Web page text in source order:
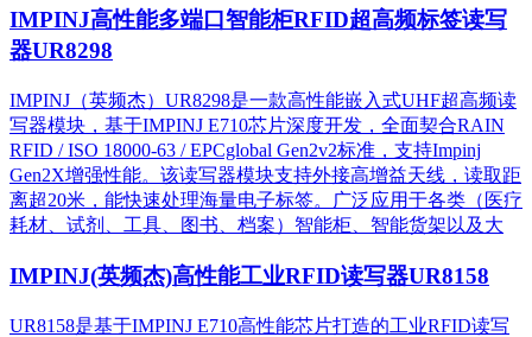
IMPINJ高性能多端口智能柜RFID超高频标签读写
器UR8298
IMPINJ（英频杰）UR8298是一款高性能嵌入式UHF超高频读
写器模块，基于IMPINJ E710芯片深度开发，全面契合RAIN
RFID / ISO 18000-63 / EPCglobal Gen2v2标准，支持Impinj
Gen2X增强性能。该读写器模块支持外接高增益天线，读取距
离超20米，能快速处理海量电子标签。广泛应用于各类（医疗
耗材、试剂、工具、图书、档案）智能柜、智能货架以及大
IMPINJ(英频杰)高性能工业RFID读写器UR8158
UR8158是基于IMPINJ E710高性能芯片打造的工业RFID读写